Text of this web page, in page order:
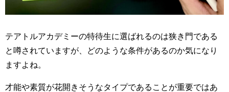
テアトルアカデミーの特待生に選ばれるのは狭き門である
と噂されていますが、どのような条件があるのか気になり
ますよね。
才能や素質が花開きそうなタイプであることが重要ではあ